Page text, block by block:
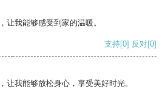
让我能够感受到家的温暖。
支持[0] 反对[0]
让我能够放松身心，享受美好时光。